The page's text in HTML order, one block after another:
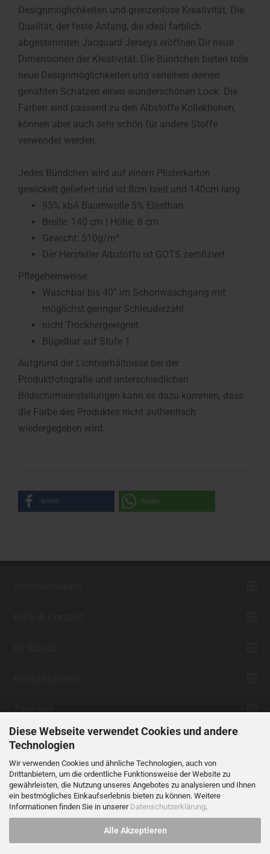
Diese Webseite verwendet Cookies und andere
Technologien
Wir verwenden Cookies und ähnliche Technologien, auch von
Drittanbietern, um die ordentliche Funktionsweise der Website zu
gewährleisten, die Nutzung unseres Angebotes zu analysieren und Ihnen
ein bestmögliches Einkaufserlebnis bieten zu können. Weitere
Informationen finden Sie in unserer Datenschutzerklärung.
Alle Akzeptieren
Designmöglichkeiten und grenzenlose Kreativität. Die
Qualität, der feste Anfang, die ideal farblich
abgestimmten Jacquard Jerseys eröffnen Dir neue
Dimensionen der Kreativität. Die Bündchen bieten tolle
neue Designmöglichkeiten und verleihen deinen
genähten Schätzen einen wunderschönen Look. Die
Farben sind passend zu den Albstoffe Kollektionen,
können aber auch sehr schön für andere Stoffe
verwendet werden.
Jedes Bündchen wird auf einem Plisterkarton
gewickelt geliefert und ist 8cm breit und 140cm lang.
95% kbA Baumwolle 5% Elasthan
Breite: 140 cm | Höhe: 8 cm
Gewicht: 510g/m²
Der Hersteller Albstoffe ist GOTS zertifiziert
Pflegeheinweise:
Waschbar bis 40° im Schonwaschgang mit
möglichst geringer Schleuderzahl
nicht Trocknergeeignet
Bügelbar auf Stufe 1
Aufgrund der Lichtverhältnisse bei der
Produktfotografie und unterschiedlichen
Bildschirmeinstellungen kann es dazu kommen, dass
die Farbe des Produktes nicht authentisch
wiedergegeben wird.
teilen teilen
Zahlung
Vertrag widerrufen